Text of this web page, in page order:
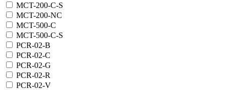
MCT-200-C-S
MCT-200-NC
MCT-500-C
MCT-500-C-S
PCR-02-B
PCR-02-C
PCR-02-G
PCR-02-R
PCR-02-V